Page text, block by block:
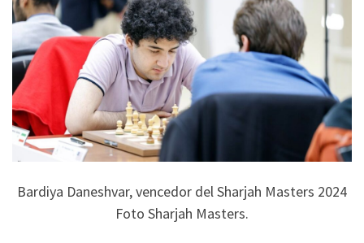
Bardiya Daneshvar, vencedor del Sharjah Masters 2024
Foto Sharjah Masters.